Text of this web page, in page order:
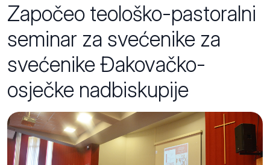
Započeo teološko-pastoralni
seminar za svećenike za
svećenike Đakovačko-
osječke nadbiskupije